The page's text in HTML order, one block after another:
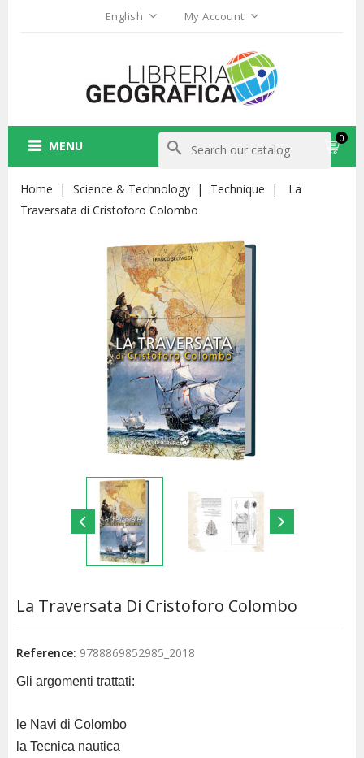
English My Account
0
MENU search
Home Science & Technology Technique
La
Traversata di Cristoforo Colombo
La Traversata Di Cristoforo Colombo
Reference: 9788869852985_2018
Gli argomenti trattati:
le Navi di Colombo
la Tecnica nautica